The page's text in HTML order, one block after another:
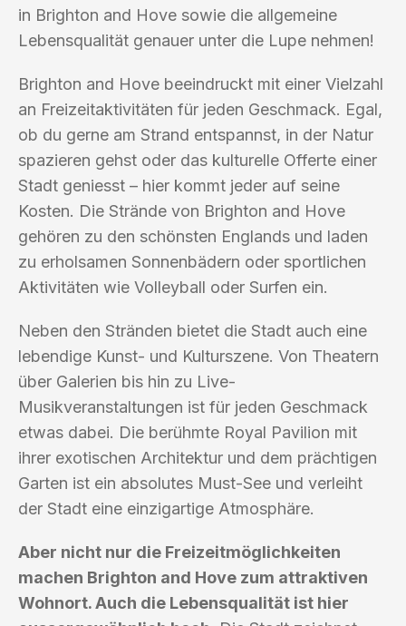
in Brighton and Hove sowie die allgemeine
Lebensqualität genauer unter die Lupe nehmen!
Brighton and Hove beeindruckt mit einer Vielzahl
an Freizeitaktivitäten für jeden Geschmack. Egal,
ob du gerne am Strand entspannst, in der Natur
spazieren gehst oder das kulturelle Offerte einer
Stadt geniesst – hier kommt jeder auf seine
Kosten. Die Strände von Brighton and Hove
gehören zu den schönsten Englands und laden
zu erholsamen Sonnenbädern oder sportlichen
Aktivitäten wie Volleyball oder Surfen ein.
Neben den Stränden bietet die Stadt auch eine
lebendige Kunst- und Kulturszene. Von Theatern
über Galerien bis hin zu Live-
Musikveranstaltungen ist für jeden Geschmack
etwas dabei. Die berühmte Royal Pavilion mit
ihrer exotischen Architektur und dem prächtigen
Garten ist ein absolutes Must-See und verleiht
der Stadt eine einzigartige Atmosphäre.
Aber nicht nur die Freizeitmöglichkeiten
machen Brighton and Hove zum attraktiven
Wohnort. Auch die Lebensqualität ist hier